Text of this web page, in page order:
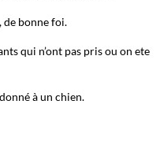
de bonne foi.
qui n’ont pas pris ou on ete
à un chien.